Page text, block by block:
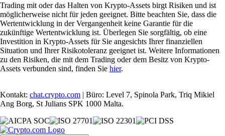
Trading mit oder das Halten von Krypto-Assets birgt Risiken und ist
möglicherweise nicht für jeden geeignet. Bitte beachten Sie, dass die
Wertentwicklung in der Vergangenheit keine Garantie für die
zukünftige Wertentwicklung ist. Überlegen Sie sorgfältig, ob eine
Investition in Krypto-Assets für Sie angesichts Ihrer finanziellen
Situation und Ihrer Risikotoleranz geeignet ist. Weitere Informationen
zu den Risiken, die mit dem Trading oder dem Besitz von Krypto-
Assets verbunden sind, finden Sie hier.
Kontakt: chat.crypto.com | Büro: Level 7, Spinola Park, Triq Mikiel
Ang Borg, St Julians SPK 1000 Malta.